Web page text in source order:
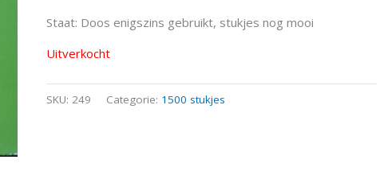
Staat: Doos enigszins gebruikt, stukjes nog mooi
Uitverkocht
SKU: 249 Categorie: 1500 stukjes